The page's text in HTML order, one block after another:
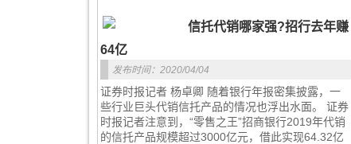
信托代销哪家强?招行去年赚
64亿
发布时间：2020/04/04
证券时报记者 杨卓卿 随着银行年报密集披露，一
些行业巨头代销信托产品的情况也浮出水面。 证券
时报记者注意到，“零售之王”招商银行2019年代销
的信托产品规模超过3000亿元，借此实现64.32亿